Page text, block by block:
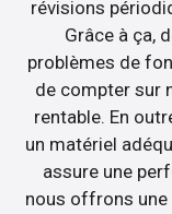
révisions
Grâce à ça,
problèmes de
de compter sur
rentable. En
un matériel
assure une
nous offrons une